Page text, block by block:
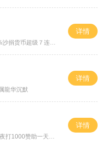
捐货币超级７连鞭尸
详情
龍华沉默
详情
1000赞助一天毕业
详情